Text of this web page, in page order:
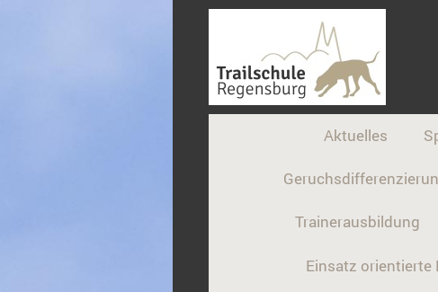
Aktuelles
Trainerausbildung
Einsatz orientierte